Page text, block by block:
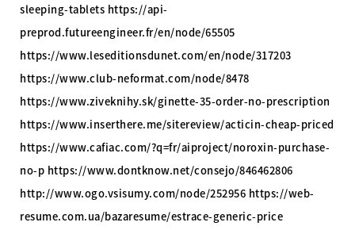
sleeping-tablets https://api-
preprod.futureengineer.fr/en/node/65505
https://www.leseditionsdunet.com/en/node/317203
https://www.club-neformat.com/node/8478
https://www.ziveknihy.sk/ginette-35-order-no-prescription
https://www.inserthere.me/sitereview/acticin-cheap-priced
https://www.cafiac.com/?q=fr/aiproject/noroxin-purchase-
no-p https://www.dontknow.net/consejo/846462806
http://www.ogo.vsisumy.com/node/252956 https://web-
resume.com.ua/bazaresume/estrace-generic-price